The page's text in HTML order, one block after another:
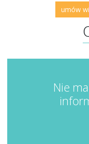
umów
Nie